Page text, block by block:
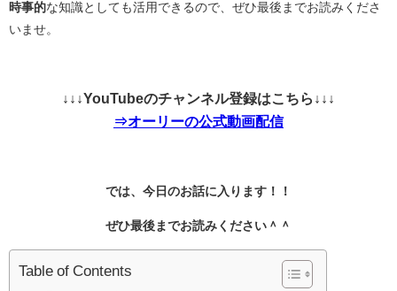
時事的な知識としても活用できるので、ぜひ最後までお読みくださ
いませ。
↓↓↓YouTubeのチャンネル登録はこちら↓↓↓
⇒オーリーの公式動画配信
では、今日のお話に入ります！！
ぜひ最後までお読みください＾＾
Table of Contents